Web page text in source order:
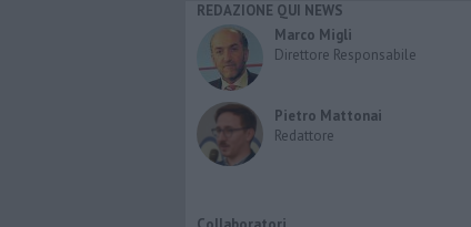
REDAZIONE QUI NEWS
Marco Migli
Direttore Responsabile
Pietro Mattonai
Redattore